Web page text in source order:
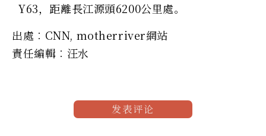
Y63，距離長江源頭6200公里處。
出處︰CNN, motherriver網站
責任編輯︰汪水
发表评论